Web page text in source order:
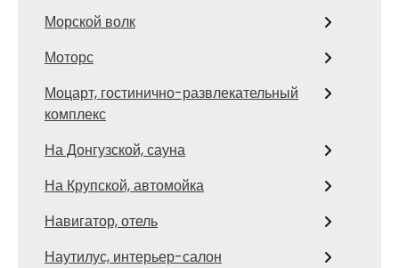
Морской волк
Моторс
Моцарт, гостинично-развлекательный
комплекс
На Донгузской, сауна
На Крупской, автомойка
Навигатор, отель
Наутилус, интерьер-салон